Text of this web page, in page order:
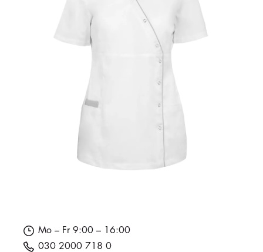
Mo – Fr 9:00 – 16:00
030 2000 718 0